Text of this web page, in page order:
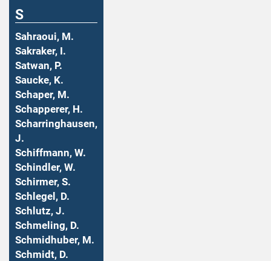
S
Sahraoui, M.
Sakraker, I.
Satwan, P.
Saucke, K.
Schaper, M.
Schapperer, H.
Scharringhausen,
J.
Schiffmann, W.
Schindler, W.
Schirmer, S.
Schlegel, D.
Schlutz, J.
Schmeling, D.
Schmidhuber, M.
Schmidt, D.